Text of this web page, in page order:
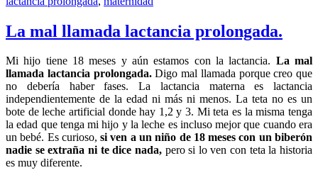
La mal llamada lactancia prolongada.
Mi hijo tiene 18 meses y aún estamos con la lactancia. La mal
llamada lactancia prolongada.Digo mal llamada porque creo que
no debería haber fases. La lactancia materna es lactancia
independientemente de la edad ni más ni menos. La teta no es un
bote de leche artificial donde hay 1,2 y 3. Mi teta es la misma tenga
la edad que tenga mi hijo y la leche es incluso mejor que cuando era
un bebé. Es curioso,si ven a un niño de 18 meses con un biberón
nadie se extraña ni te dice nada,pero si lo ven con teta la historia
es muy diferente.